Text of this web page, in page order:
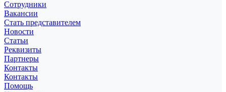
Сотрудники
Вакансии
Стать представителем
Новости
Статьи
Реквизиты
Партнеры
Контакты
Контакты
Помощь